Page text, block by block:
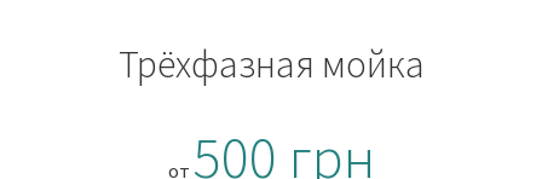
Трёхфазная мойка
от 500 грн